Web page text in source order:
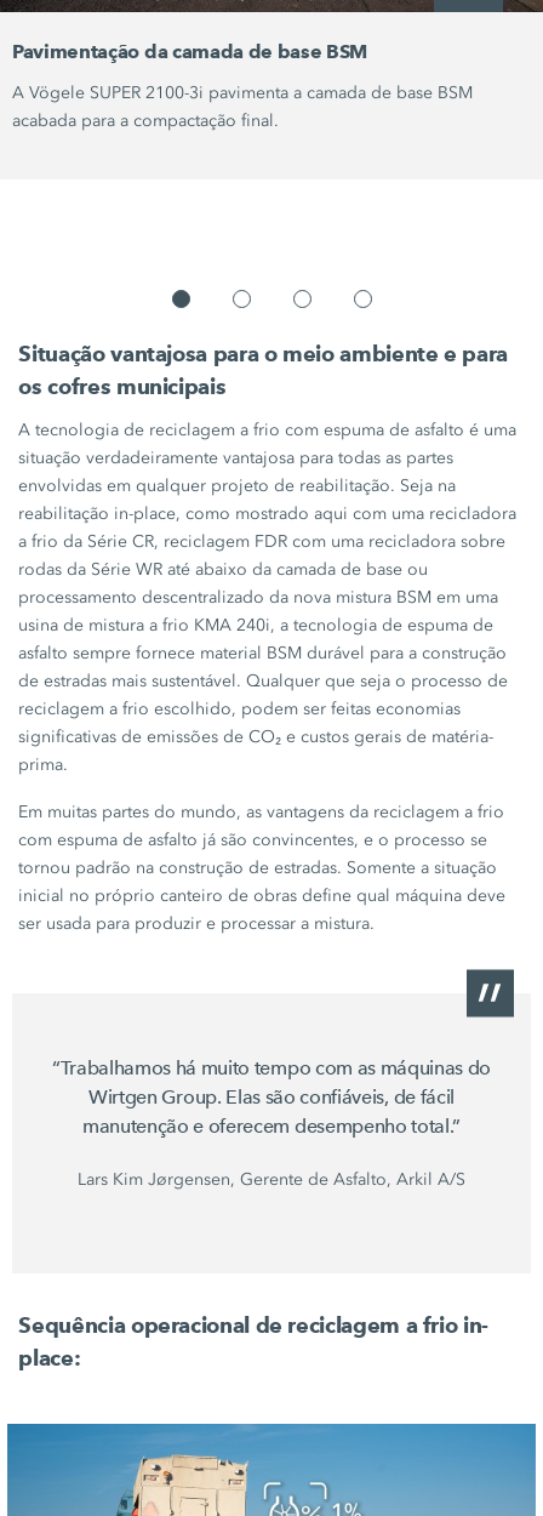
Pavimentação da camada de base BSM
A Vögele SUPER 2100-3i pavimenta a camada de base BSM
acabada para a compactação final.
Situação vantajosa para o meio ambiente e para
os cofres municipais
A tecnologia de reciclagem a frio com espuma de asfalto é uma
situação verdadeiramente vantajosa para todas as partes
envolvidas em qualquer projeto de reabilitação. Seja na
reabilitação in-place, como mostrado aqui com uma recicladora
a frio da Série CR, reciclagem FDR com uma recicladora sobre
rodas da Série WR até abaixo da camada de base ou
processamento descentralizado da nova mistura BSM em uma
usina de mistura a frio KMA 240i, a tecnologia de espuma de
asfalto sempre fornece material BSM durável para a construção
de estradas mais sustentável. Qualquer que seja o processo de
reciclagem a frio escolhido, podem ser feitas economias
significativas de emissões de CO₂ e custos gerais de matéria-
prima.
Em muitas partes do mundo, as vantagens da reciclagem a frio
com espuma de asfalto já são convincentes, e o processo se
tornou padrão na construção de estradas. Somente a situação
inicial no próprio canteiro de obras define qual máquina deve
ser usada para produzir e processar a mistura.
“Trabalhamos há muito tempo com as máquinas do
Wirtgen Group. Elas são confiáveis, de fácil
manutenção e oferecem desempenho total.”
Lars Kim Jørgensen, Gerente de Asfalto, Arkil A/S
Sequência operacional de reciclagem a frio in-
place: